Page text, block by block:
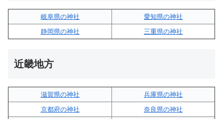
岐阜県の神社
愛知県の神社
静岡県の神社
三重県の神社
近畿地方
滋賀県の神社
兵庫県の神社
京都府の神社
奈良県の神社